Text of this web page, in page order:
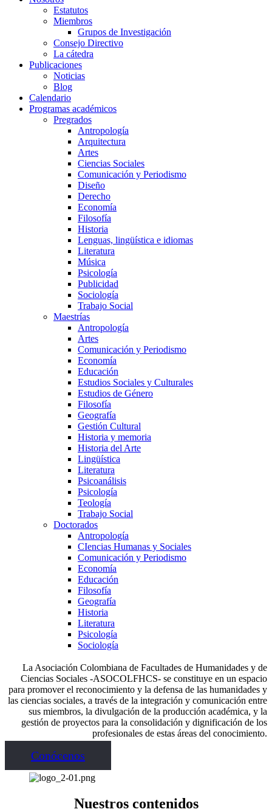
Estatutos
Miembros
Grupos de Investigación
Consejo Directivo
La cátedra
Publicaciones
Noticias
Blog
Calendario
Programas académicos
Pregrados
Antropología
Arquitectura
Artes
Ciencias Sociales
Comunicación y Periodismo
Diseño
Derecho
Economía
Filosofía
Historia
Lenguas, lingüística e idiomas
Literatura
Música
Psicología
Publicidad
Sociología
Trabajo Social
Maestrías
Antropología
Artes
Comunicación y Periodismo
Economía
Educación
Estudios Sociales y Culturales
Estudios de Género
Filosofía
Geografía
Gestión Cultural
Historia y memoria
Historia del Arte
Lingüística
Literatura
Psicoanálisis
Psicología
Teología
Trabajo Social
Doctorados
Antropología
CIencias Humanas y Sociales
Comunicación y Periodismo
Economía
Educación
Filosofía
Geografía
Historia
Literatura
Psicología
Sociología
La Asociación Colombiana de Facultades de Humanidades y de
Ciencias Sociales -ASOCOLFHCS- se constituye en un espacio
para promover el reconocimiento y la defensa de las humanidades y
las ciencias sociales, a través de la integración y comunicación entre
sus miembros, la divulgación de la producción académica, y la
gestión de proyectos para la consolidación y dignificación de los
profesionales de estas áreas del conocimiento.
Conócenos
Nuestros contenidos